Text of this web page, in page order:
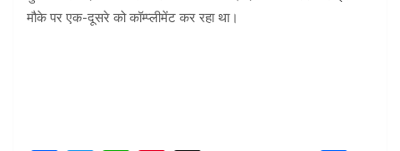
मौके पर एक-दूसरे को कॉम्प्लीमेंट कर रहा था।